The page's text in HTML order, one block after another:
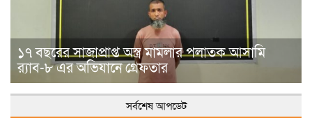
১৭ বছরের সাজাপ্রাপ্ত অস্ত্র মামলার পলাতক আসামি
র‍্যাব-৮ এর অভিযানে গ্রেফতার
সর্বশেষ আপডেট